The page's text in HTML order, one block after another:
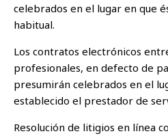
celebrados en el lugar en que
habitual.
Los contratos electrónicos
profesionales, en defecto de
presumirán celebrados en el
establecido el prestador de
Resolución de litigios en línea